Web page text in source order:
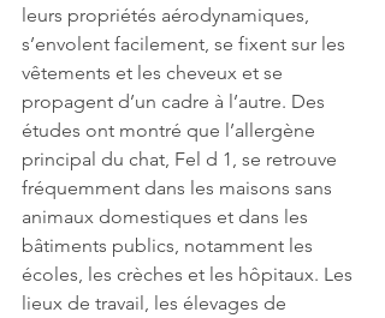
leurs propriétés aérodynamiques,
s’envolent facilement, se fixent sur les
vêtements et les cheveux et se
propagent d’un cadre à l’autre. Des
études ont montré que l’allergène
principal du chat, Fel d 1, se retrouve
fréquemment dans les maisons sans
animaux domestiques et dans les
bâtiments publics, notamment les
écoles, les crèches et les hôpitaux. Les
lieux de travail, les élevages de